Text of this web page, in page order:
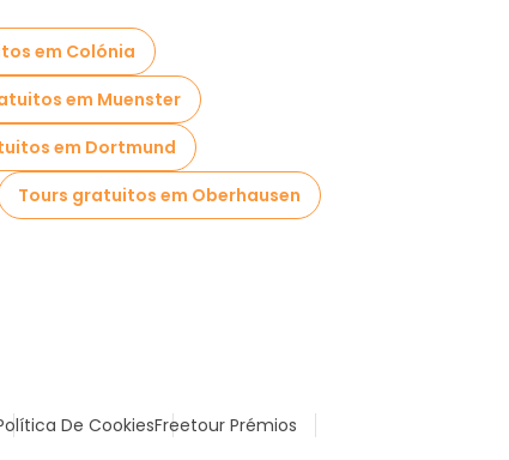
em Colónia
em Muenster
em Dortmund
Tours gratuitos em Oberhausen
De CookiesFreetour Prémios